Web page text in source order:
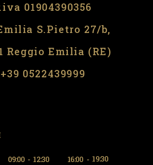
01904390356
S.Pietro 27/b,
Reggio Emilia (RE)
​​+39 0522439999
09:00 - 12:30 16:00 - 19:30